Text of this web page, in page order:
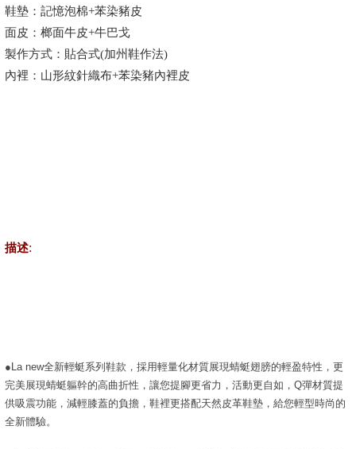
鞋墊：記憶泡棉+苯染豬皮
面皮：榔面牛皮+牛巴戈
製作方式：貼合式(加州鞋作法)
內裡：山形紋針織布+苯染豬內裡皮
描述:
●La new全新輕蜓系列鞋款，採用輕量化材質展現蜻蜓翅膀的輕盈特性，更
完美展現蜻蜓軀幹的高曲折性，讓您提腳更省力，活動更自如，Q彈材質提
供吸震功能，減輕膝蓋的負擔，鞋裡更搭配天然皮革鞋墊，給您輕型時尚的
全新體驗。